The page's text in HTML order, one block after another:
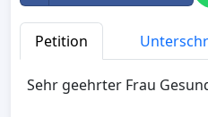
Petition
Sehr geehrter Frau